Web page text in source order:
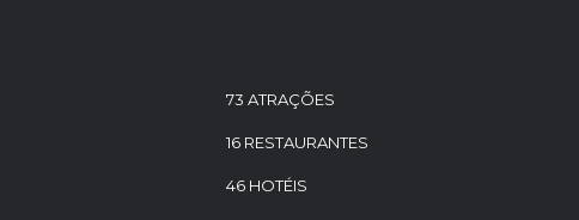
73 ATRAÇÕES
16 RESTAURANTES
46 HOTÉIS